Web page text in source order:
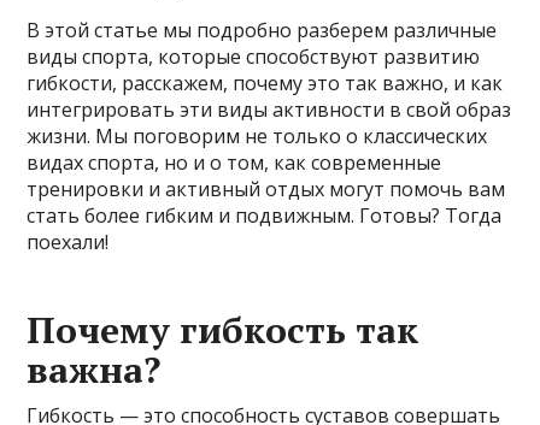
В этой статье мы подробно разберем различные
виды спорта, которые способствуют развитию
гибкости, расскажем, почему это так важно, и как
интегрировать эти виды активности в свой образ
жизни. Мы поговорим не только о классических
видах спорта, но и о том, как современные
тренировки и активный отдых могут помочь вам
стать более гибким и подвижным. Готовы? Тогда
поехали!
Почему гибкость так
важна?
Гибкость — это способность суставов совершать